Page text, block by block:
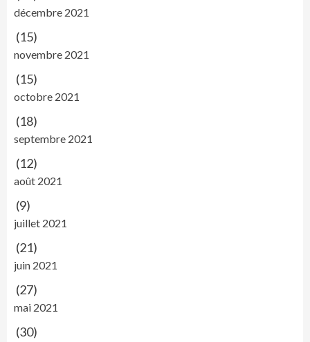
décembre 2021
(15)
novembre 2021
(15)
octobre 2021
(18)
septembre 2021
(12)
août 2021
(9)
juillet 2021
(21)
juin 2021
(27)
mai 2021
(30)